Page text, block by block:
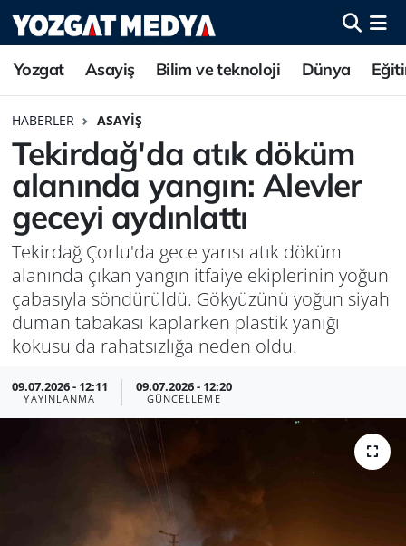
Yozgat Asayiş Bilim ve teknoloji Dünya
HABERLER ASAYIŞ
Tekirdağ'da atık döküm
alanında yangın: Alevler
geceyi aydınlattı
Tekirdağ Çorlu'da gece yarısı atık döküm
alanında çıkan yangın itfaiye ekiplerinin yoğun
çabasıyla söndürüldü. Gökyüzünü yoğun siyah
duman tabakası kaplarken plastik yanığı
kokusu da rahatsızlığa neden oldu.
09.07.2026 - 12:11
YAYINLANMA
09.07.2026 - 12:20
GÜNCELLEME